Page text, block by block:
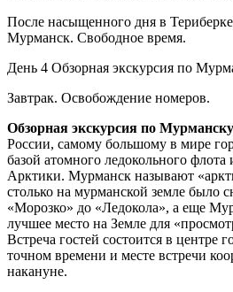
После насыщенного дня в
Мурманск. Свободное время.
День 4 Обзорная экскурсия по
Завтрак. Освобождение номеров.
Обзорная экскурсия по Мурманску
России, самому большому в мире
базой атомного ледокольного
Арктики. Мурманск называют
столько на мурманской земле было
«Морозко» до «Ледокола», а еще
лучшее место на Земле для
Встреча гостей состоится в центре
точном времени и месте встречи
накануне.